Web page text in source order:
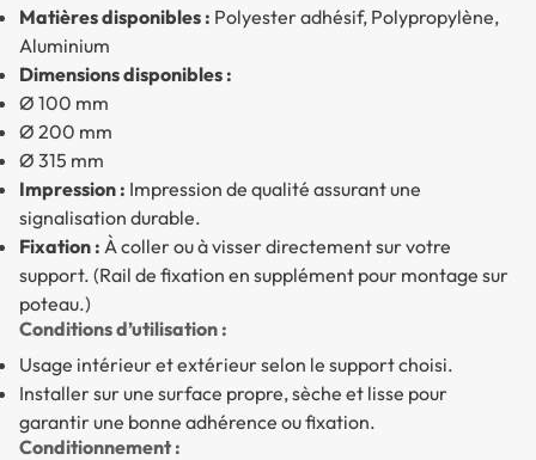
Matières disponibles : Polyester adhésif, Polypropylène,
Aluminium
Dimensions disponibles :
Ø 100 mm
Ø 200 mm
Ø 315 mm
Impression : Impression de qualité assurant une
signalisation durable.
Fixation : À coller ou à visser directement sur votre
support. (Rail de fixation en supplément pour montage sur
poteau.)
Conditions d’utilisation :
Usage intérieur et extérieur selon le support choisi.
Installer sur une surface propre, sèche et lisse pour
garantir une bonne adhérence ou fixation.
Conditionnement :